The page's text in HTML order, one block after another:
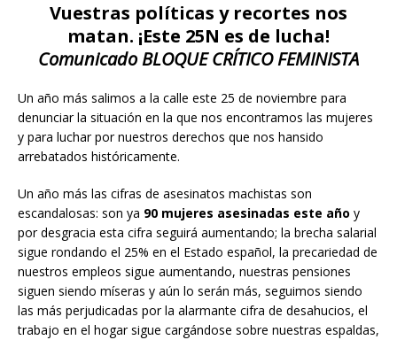
Vuestras políticas y recortes nos
matan. ¡Este 25N es de lucha!
Comunicado BLOQUE CRÍTICO FEMINISTA
Un año más salimos a la calle este 25 de noviembre para
denunciar la situación en la que nos encontramos las mujeres
y para luchar por nuestros derechos que nos hansido
arrebatados históricamente.
Un año más las cifras de asesinatos machistas son
escandalosas: son ya 90 mujeres asesinadas este año y
por desgracia esta cifra seguirá aumentando; la brecha salarial
sigue rondando el 25% en el Estado español, la precariedad de
nuestros empleos sigue aumentando, nuestras pensiones
siguen siendo míseras y aún lo serán más, seguimos siendo
las más perjudicadas por la alarmante cifra de desahucios, el
trabajo en el hogar sigue cargándose sobre nuestras espaldas,